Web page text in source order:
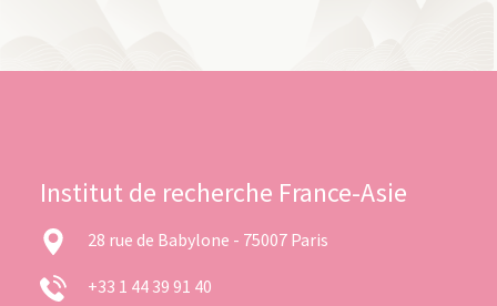
Institut de recherche France-Asie
28 rue de Babylone - 75007 Paris
+33 1 44 39 91 40